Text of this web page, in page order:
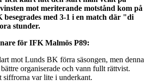
mot meriterande motstånd kom på
besegrades med 3-1 i en match där "di
stunder.
för IFK Malmös P89:
mot Lunds BK förra säsongen, men denna
organiserade och vann fullt rättvist.
siffrorna var lite i underkant.